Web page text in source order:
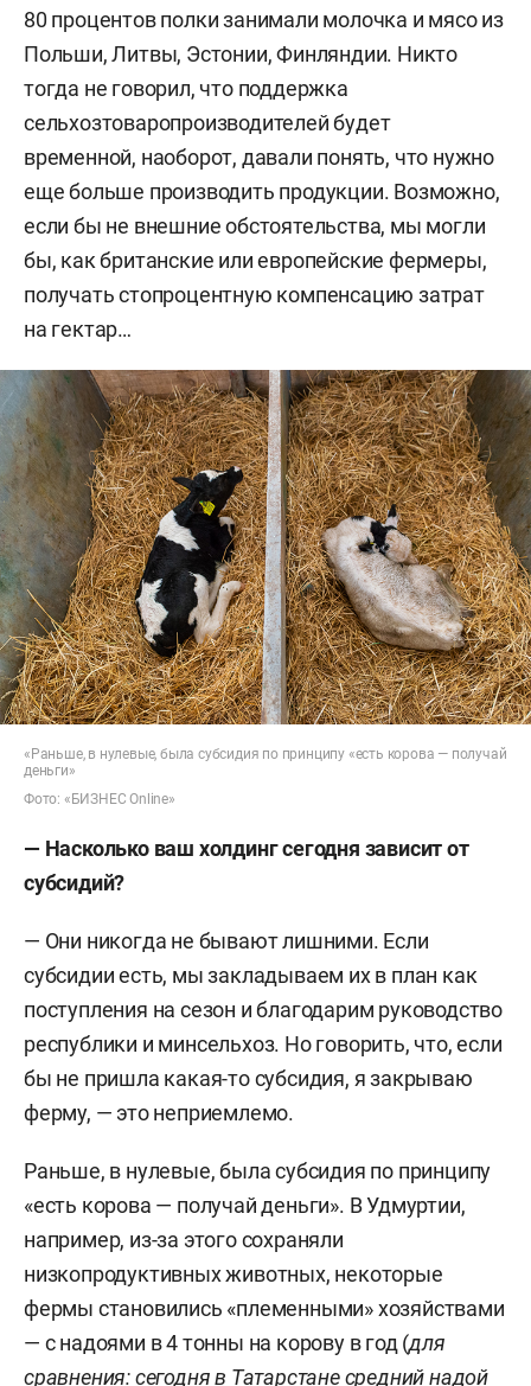
80 процентов полки занимали молочка и мясо из
Польши, Литвы, Эстонии, Финляндии. Никто
тогда не говорил, что поддержка
сельхозтоваропроизводителей будет
временной, наоборот, давали понять, что нужно
еще больше производить продукции. Возможно,
если бы не внешние обстоятельства, мы могли
бы, как британские или европейские фермеры,
получать стопроцентную компенсацию затрат
на гектар…
«Раньше, в нулевые, была субсидия по принципу «есть корова — получай
деньги»
Фото: «БИЗНЕС Online»
— Насколько ваш холдинг сегодня зависит от
субсидий?
— Они никогда не бывают лишними. Если
субсидии есть, мы закладываем их в план как
поступления на сезон и благодарим руководство
республики и минсельхоз. Но говорить, что, если
бы не пришла какая-то субсидия, я закрываю
ферму, — это неприемлемо.
Раньше, в нулевые, была субсидия по принципу
«есть корова — получай деньги». В Удмуртии,
например, из-за этого сохраняли
низкопродуктивных животных, некоторые
фермы становились «племенными» хозяйствами
— с надоями в 4 тонны на корову в год (для
сравнения: сегодня в Татарстане средний надой